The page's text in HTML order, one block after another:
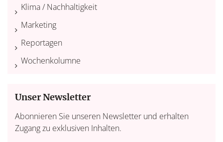
Klima / Nachhaltigkeit
Marketing
Reportagen
Wochenkolumne
Unser Newsletter
Abonnieren Sie unseren Newsletter und erhalten
Zugang zu exklusiven Inhalten.